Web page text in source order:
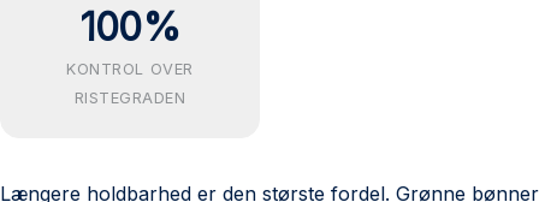
100%
KONTROL OVER
RISTEGRADEN
Længere holdbarhed er den største fordel. Grønne bønner